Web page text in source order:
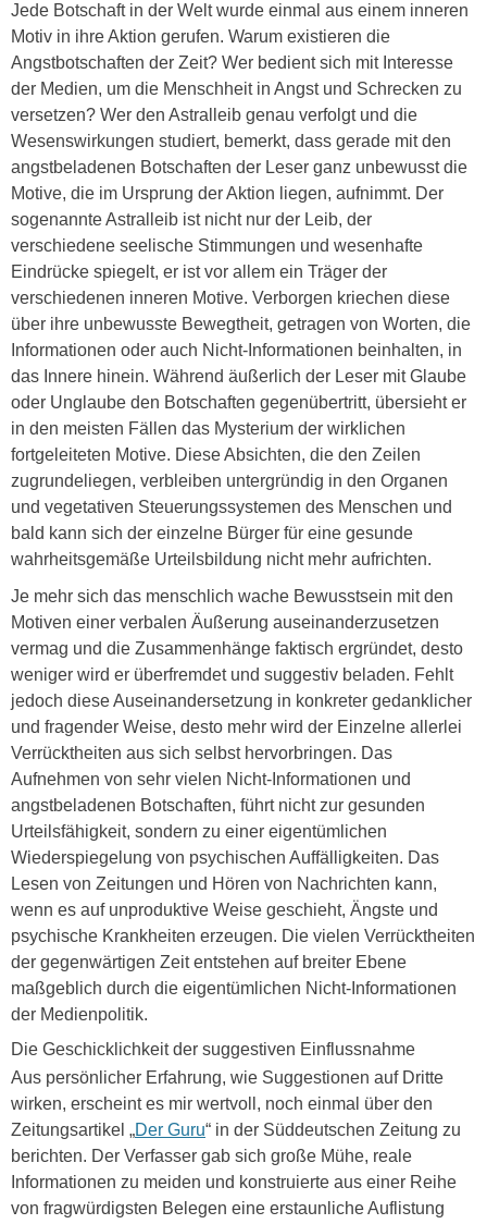
Jede Botschaft in der Welt wurde einmal aus einem inneren
Motiv in ihre Aktion gerufen. Warum existieren die
Angstbotschaften der Zeit? Wer bedient sich mit Interesse
der Medien, um die Menschheit in Angst und Schrecken zu
versetzen? Wer den Astralleib genau verfolgt und die
Wesenswirkungen studiert, bemerkt, dass gerade mit den
angstbeladenen Botschaften der Leser ganz unbewusst die
Motive, die im Ursprung der Aktion liegen, aufnimmt. Der
sogenannte Astralleib ist nicht nur der Leib, der
verschiedene seelische Stimmungen und wesenhafte
Eindrücke spiegelt, er ist vor allem ein Träger der
verschiedenen inneren Motive. Verborgen kriechen diese
über ihre unbewusste Bewegtheit, getragen von Worten, die
Informationen oder auch Nicht-Informationen beinhalten, in
das Innere hinein. Während äußerlich der Leser mit Glaube
oder Unglaube den Botschaften gegenübertritt, übersieht er
in den meisten Fällen das Mysterium der wirklichen
fortgeleiteten Motive. Diese Absichten, die den Zeilen
zugrundeliegen, verbleiben untergründig in den Organen
und vegetativen Steuerungssystemen des Menschen und
bald kann sich der einzelne Bürger für eine gesunde
wahrheitsgemäße Urteilsbildung nicht mehr aufrichten.
Je mehr sich das menschlich wache Bewusstsein mit den
Motiven einer verbalen Äußerung auseinanderzusetzen
vermag und die Zusammenhänge faktisch ergründet, desto
weniger wird er überfremdet und suggestiv beladen. Fehlt
jedoch diese Auseinandersetzung in konkreter gedanklicher
und fragender Weise, desto mehr wird der Einzelne allerlei
Verrücktheiten aus sich selbst hervorbringen. Das
Aufnehmen von sehr vielen Nicht-Informationen und
angstbeladenen Botschaften, führt nicht zur gesunden
Urteilsfähigkeit, sondern zu einer eigentümlichen
Wiederspiegelung von psychischen Auffälligkeiten. Das
Lesen von Zeitungen und Hören von Nachrichten kann,
wenn es auf unproduktive Weise geschieht, Ängste und
psychische Krankheiten erzeugen. Die vielen Verrücktheiten
der gegenwärtigen Zeit entstehen auf breiter Ebene
maßgeblich durch die eigentümlichen Nicht-Informationen
der Medienpolitik.
Die Geschicklichkeit der suggestiven Einflussnahme
Aus persönlicher Erfahrung, wie Suggestionen auf Dritte
wirken, erscheint es mir wertvoll, noch einmal über den
Zeitungsartikel „Der Guru“ in der Süddeutschen Zeitung zu
berichten. Der Verfasser gab sich große Mühe, reale
Informationen zu meiden und konstruierte aus einer Reihe
von fragwürdigsten Belegen eine erstaunliche Auflistung